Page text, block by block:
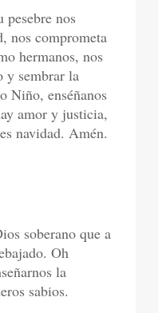
pesebre nos
nos comprometa
hermanos, nos
y sembrar la
Niño, enséñanos
amor y justicia,
navidad. Amén.
soberano que a
Oh
la
sabios.